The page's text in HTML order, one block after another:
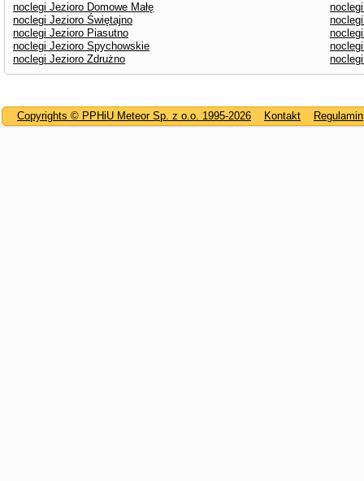
noclegi Jezioro Domowe Małę
noclegi Jezioro Świętajno
noclegi Jezioro Piasutno
noclegi Jezioro Spychowskie
noclegi Jezioro Zdrużno
Copyrights © PPHiU Meteor Sp. z o.o. 1995-2026 Kontakt Regulamin